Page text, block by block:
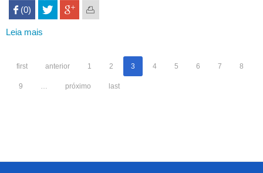
 (0)
Leia mais
Matemática
first anterior 1 2 3 4 5 6 7 8
9 … próximo last